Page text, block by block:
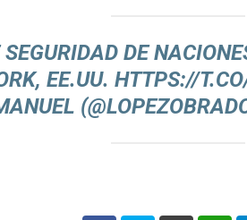
DE
EE.UU. HTTPS://